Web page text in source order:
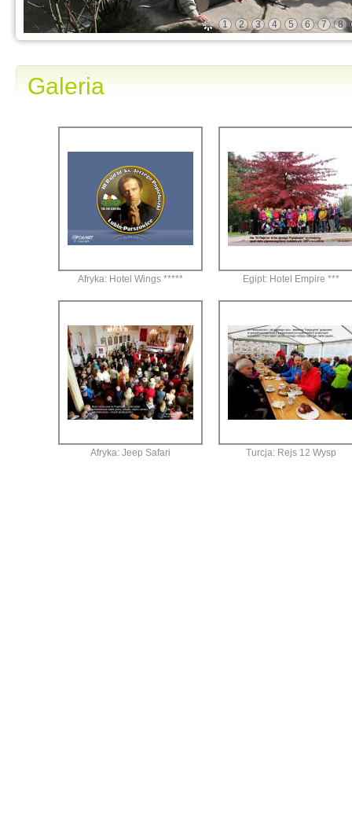
1 2 3 4 5 6 7 8
Galeria
Afryka: Hotel Wings ***** Egipt: Hotel Empire ***
Afryka: Jeep Safari Turcja: Rejs 12 Wysp